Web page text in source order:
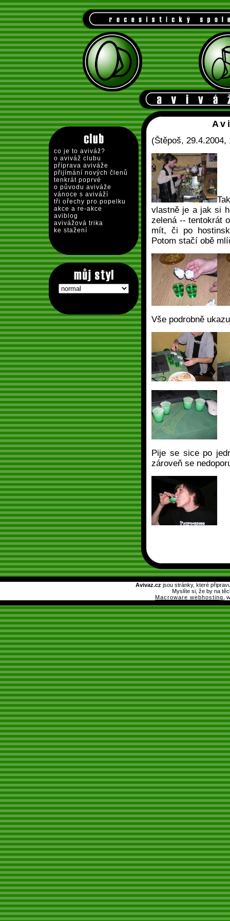
co je to aviváž?
o aviváž clubu
příprava aviváže
přijímání nových členů
tenkrát poprvé
o původu aviváže
vánoce s aviváží
tři ořechy pro popelku
akce a re-akce
aviblog
avivážová trika
ke stažení
(Štěpoš, 29.4.2004,
vlastně je a jak si
zelená -- tentokrát
mít, či po
Potom stačí obě
Vše podrobně
Pije se sice po
zároveň se
Avivaz.cz jsou stránky, které
Myslíte si, že by na
Macroware webhosting ,